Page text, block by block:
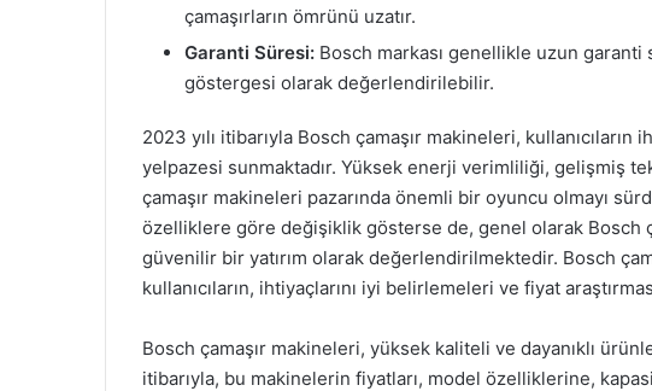
çamaşırların ömrünü uzatır.
Garanti Süresi: Bosch markası genellikle uzun
göstergesi olarak değerlendirilebilir.
2023 yılı itibarıyla Bosch çamaşır makineleri,
yelpazesi sunmaktadır. Yüksek enerji verimliliği, gelişmiş
çamaşır makineleri pazarında önemli bir oyuncu olmayı
özelliklere göre değişiklik gösterse de, genel olarak Bosch
güvenilir bir yatırım olarak değerlendirilmektedir. Bosch
kullanıcıların, ihtiyaçlarını iyi belirlemeleri ve fiyat
Bosch çamaşır makineleri, yüksek kaliteli ve dayanıklı
itibarıyla, bu makinelerin fiyatları, model özelliklerine,